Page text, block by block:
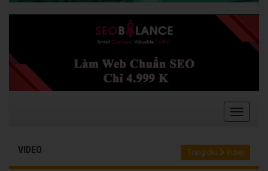
VIDEO Trang chủ Video